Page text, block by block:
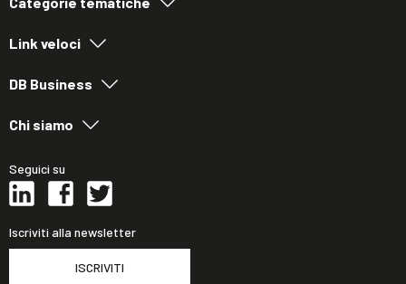
Link veloci
DB Business
Chi siamo
Seguici su
Iscriviti alla newsletter
ISCRIVITI